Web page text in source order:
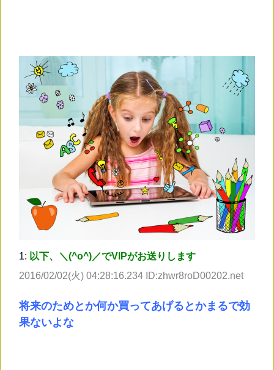
1: 以下、＼(^o^)／でVIPがお送りします
2016/02/02(火) 04:28:16.234 ID:zhwr8roD00202.net
将来のためとか何か買ってあげるとかまるで効
果ないよな